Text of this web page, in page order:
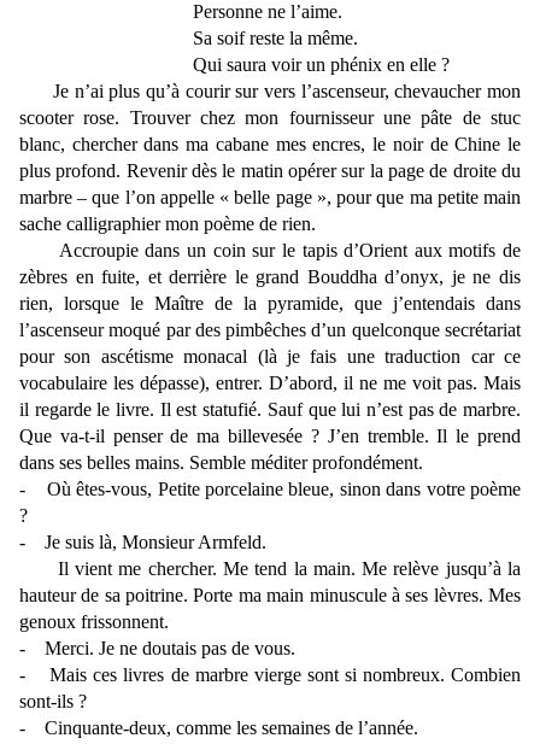
Personne ne l’aime.
Sa soif reste la même.
Qui saura voir un phénix en elle ?
Je n’ai plus qu’à courir sur vers l’ascenseur, chevaucher mon
scooter rose. Trouver chez mon fournisseur une pâte de stuc
blanc, chercher dans ma cabane mes encres, le noir de Chine le
plus profond. Revenir dès le matin opérer sur la page de droite du
marbre – que l’on appelle « belle page », pour que ma petite main
sache calligraphier mon poème de rien.
Accroupie dans un coin sur le tapis d’Orient aux motifs de
zèbres en fuite, et derrière le grand Bouddha d’onyx, je ne dis
rien, lorsque le Maître de la pyramide, que j’entendais dans
l’ascenseur moqué par des pimbêches d’un quelconque secrétariat
pour son ascétisme monacal (là je fais une traduction car ce
vocabulaire les dépasse), entrer. D’abord, il ne me voit pas. Mais
il regarde le livre. Il est statufié. Sauf que lui n’est pas de marbre.
Que va-t-il penser de ma billevesée ? J’en tremble. Il le prend
dans ses belles mains. Semble méditer profondément.
- Où êtes-vous, Petite porcelaine bleue, sinon dans votre poème
?
- Je suis là, Monsieur Armfeld.
Il vient me chercher. Me tend la main. Me relève jusqu’à la
hauteur de sa poitrine. Porte ma main minuscule à ses lèvres. Mes
genoux frissonnent.
- Merci. Je ne doutais pas de vous.
- Mais ces livres de marbre vierge sont si nombreux. Combien
sont-ils ?
- Cinquante-deux, comme les semaines de l’année.